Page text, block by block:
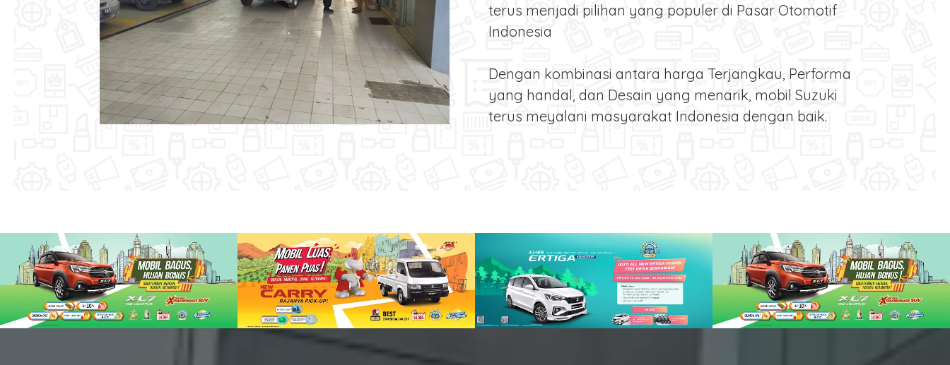
terus menjadi pilihan yang populer di Pasar Otomotif
Indonesia
Dengan kombinasi antara harga Terjangkau, Performa
yang handal, dan Desain yang menarik, mobil Suzuki
terus meyalani masyarakat Indonesia dengan baik.